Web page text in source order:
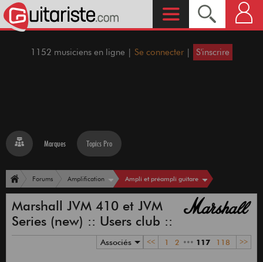
1152 musiciens en ligne | Se connecter | S'inscrire
Marques Topics Pro
Forums Amplification Ampli et préampli guitare
Marshall JVM 410 et JVM
Series (new) :: Users club ::
Associés << 1 2 ••• 117 118 >>